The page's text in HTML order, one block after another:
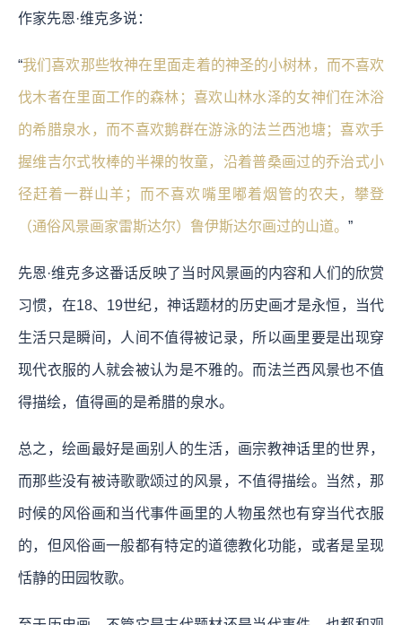
作家先恩·维克多说：
“我们喜欢那些牧神在里面走着的神圣的小树林，而不喜欢
伐木者在里面工作的森林；喜欢山林水泽的女神们在沐浴
的希腊泉水，而不喜欢鹅群在游泳的法兰西池塘；喜欢手
握维吉尔式牧棒的半裸的牧童，沿着普桑画过的乔治式小
径赶着一群山羊；而不喜欢嘴里嘟着烟管的农夫，攀登
（通俗风景画家雷斯达尔）鲁伊斯达尔画过的山道。 ”
先恩·维克多这番话反映了当时风景画的内容和人们的欣赏
习惯，在18、19世纪，神话题材的历史画才是永恒，当代
生活只是瞬间，人间不值得被记录，所以画里要是出现穿
现代衣服的人就会被认为是不雅的。而法兰西风景也不值
得描绘，值得画的是希腊的泉水。
总之，绘画最好是画别人的生活，画宗教神话里的世界，
而那些没有被诗歌歌颂过的风景，不值得描绘。当然，那
时候的风俗画和当代事件画里的人物虽然也有穿当代衣服
的，但风俗画一般都有特定的道德教化功能，或者是呈现
恬静的田园牧歌。